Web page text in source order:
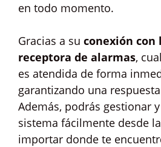
en todo momento.
Gracias a su conexión con
receptora de alarmas,
es atendida de forma
garantizando una
Además, podrás gestionar
sistema fácilmente desde la
importar donde te